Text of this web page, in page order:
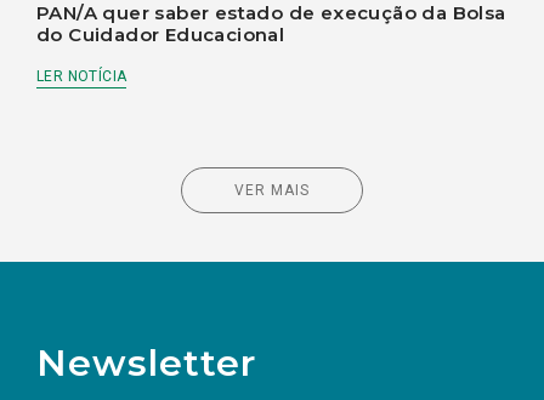
PAN/A quer saber estado de execução da Bolsa
do Cuidador Educacional
LER NOTÍCIA
VER MAIS
Newsletter